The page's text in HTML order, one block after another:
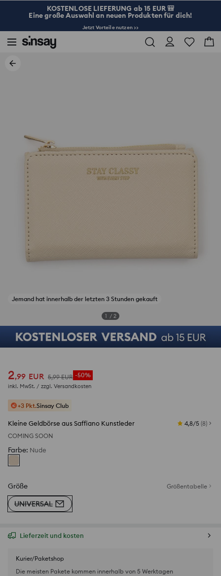
KOSTENLOSE LIEFERUNG ab 15 EUR 🎒
Eine große Auswahl an neuen Produkten für dich!
Jetzt Vorteile nutzen >>
Jemand hat innerhalb der letzten 3 Stunden gekauft
1 / 2
2,99 EUR 5,99 EUR -50%
inkl. MwSt. / zzgl. Versandkosten
+3 Pkt.Sinsay Club
Kleine Geldbörse aus Saffiano Kunstleder 4,8/5 (8)
COMING SOON
Farbe: Nude
Größe Größentabelle
UNIVERSAL
Lieferzeit und kosten
Kurier/Paketshop
Die meisten Pakete kommen innerhalb von 5 Werktagen